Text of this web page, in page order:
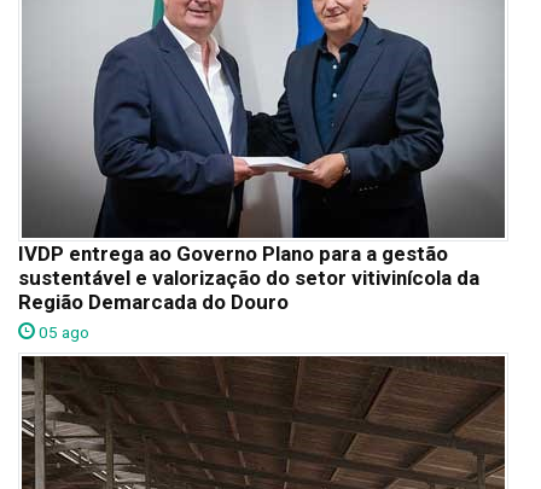
IVDP entrega ao Governo Plano para a gestão
sustentável e valorização do setor vitivinícola da
Região Demarcada do Douro
05 ago